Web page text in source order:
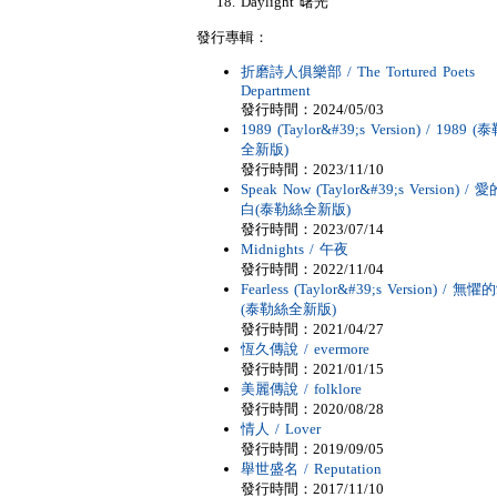
發行專輯：
折磨詩人俱樂部 / The Tortured Poets
Department
發行時間：2024/05/03
1989 (Taylor&#39;s Version) / 1989 (泰
全新版)
發行時間：2023/11/10
Speak Now (Taylor&#39;s Version) / 愛
白(泰勒絲全新版)
發行時間：2023/07/14
Midnights / 午夜
發行時間：2022/11/04
Fearless (Taylor&#39;s Version) / 無懼
(泰勒絲全新版)
發行時間：2021/04/27
恆久傳說 / evermore
發行時間：2021/01/15
美麗傳說 / folklore
發行時間：2020/08/28
情人 / Lover
發行時間：2019/09/05
舉世盛名 / Reputation
發行時間：2017/11/10